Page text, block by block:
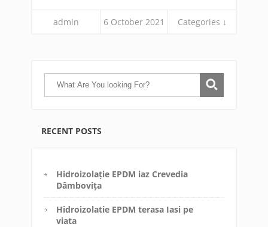
admin 6 October 2021 Categories ↓
RECENT POSTS
Hidroizolație EPDM iaz Crevedia
Dâmbovița
Hidroizolatie EPDM terasa Iasi pe
viata